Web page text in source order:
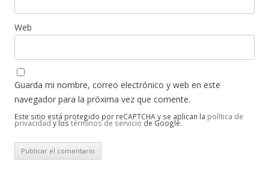
Web
Guarda mi nombre, correo electrónico y web en este
navegador para la próxima vez que comente.
Este sitio está protegido por reCAPTCHA y se aplican la política de
privacidad y los términos de servicio de Google.